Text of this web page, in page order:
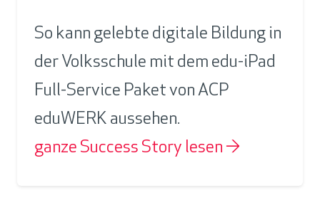
So kann gelebte digitale Bildung in
der Volksschule mit dem edu-iPad
Full-Service Paket von ACP
eduWERK aussehen.
ganze Success Story lesen →